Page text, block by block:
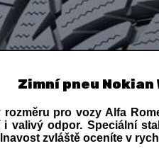
Zimní pneu Nokian
pro vozy Alfa
valivý odpor. Speciální
zvláště oceníte v